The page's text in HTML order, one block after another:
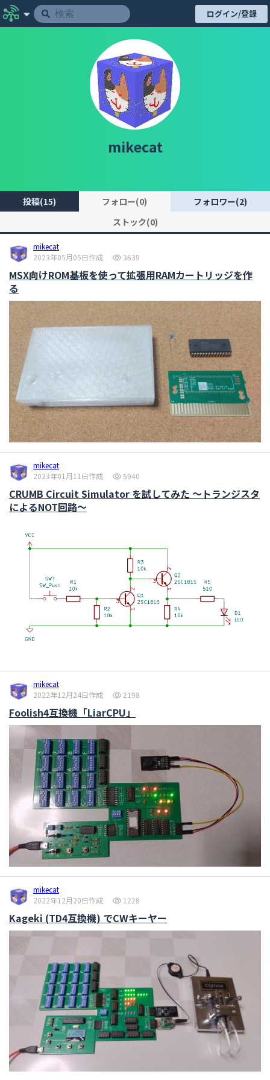
ログイン/登録
mikecat
投稿(15) フォロー(0)
フォロワー(2)
ストック(0)
mikecat
2023年05月05日作成
3639
MSX向けROM基板を使って拡張用RAMカートリッジを作
る
mikecat
2023年01月11日作成
5940
CRUMB Circuit Simulator を試してみた ～トランジスタ
によるNOT回路～
mikecat
2022年12月24日作成
2198
Foolish4互換機「LiarCPU」
mikecat
2022年12月20日作成
1228
Kageki (TD4互換機) でCWキーヤー